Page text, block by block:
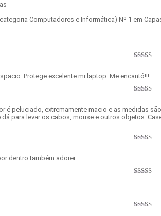
Computadores e Informática) Nº 1 em
de 5
Protege excelente mi laptop. Me encantó!!!
de 5
é peluciado, extremamente macio e as medidas são
para levar os cabos, mouse e outros objetos.
dentro também adorei